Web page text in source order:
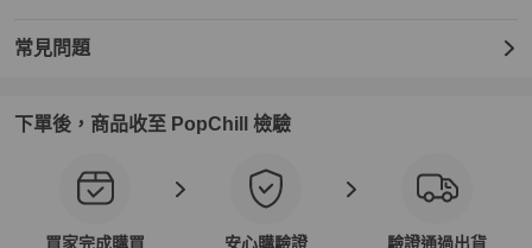
常見問題
下單後，商品收至 PopChill 檢驗
買家完成購買 安心購驗證 驗證通過出貨